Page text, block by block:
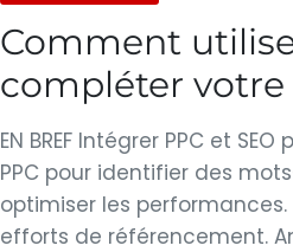
Comment
compléter votre
EN BREF Intégrer PPC et
PPC pour identifier des
optimiser les
efforts de référencement.